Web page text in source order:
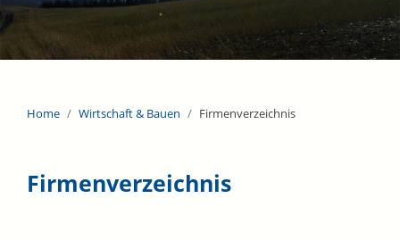
Home Wirtschaft & Bauen Firmenverzeichnis
Firmenverzeichnis